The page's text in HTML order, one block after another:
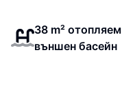
38 m² отопляем
външен басейн